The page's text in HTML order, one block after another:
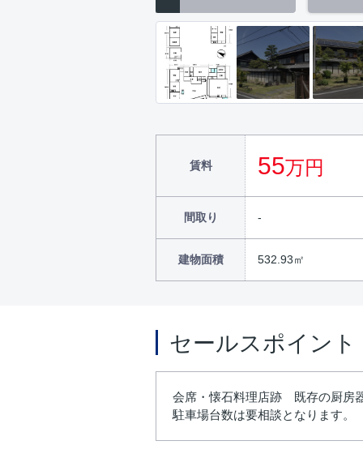
賃料 55万円
間取り
建物面積 532.93㎡
セールスポイント
会席・懐石料理店跡 既存の厨房
駐車場台数は要相談となります。